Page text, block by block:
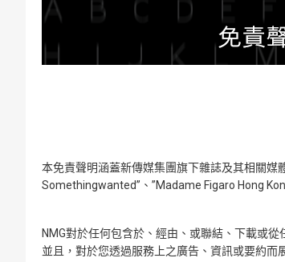
本免責聲明涵蓋新傳媒集團旗下雜誌及其相關媒
Somethingwanted”、”Madame Figaro Hong
NMG對於任何包含於、經由、或聯結、下載或
並且，對於您透過服務上之廣告、資訊或要約而